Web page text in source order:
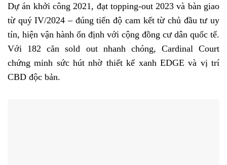
Dự án khởi công 2021, đạt topping-out 2023 và bàn giao
từ quý IV/2024 – đúng tiến độ cam kết từ chủ đầu tư uy
tín, hiện vận hành ổn định với cộng đồng cư dân quốc tế.
Với 182 căn sold out nhanh chóng, Cardinal Court
chứng minh sức hút nhờ thiết kế xanh EDGE và vị trí
CBD độc bản.